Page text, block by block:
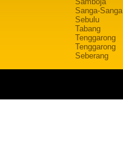
Sanga-Sanga
Sebulu
Tabang
Tenggarong
Tenggarong
Seberang